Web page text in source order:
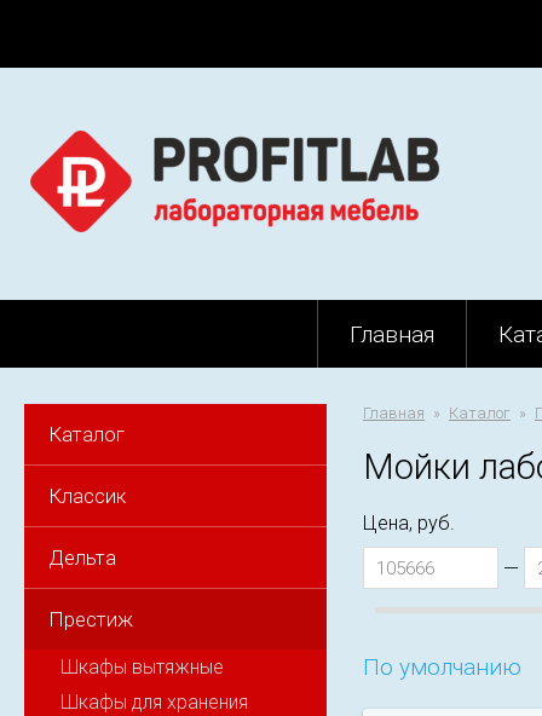
Главная
Каталог
Классик
Дельта
Престиж
Шкафы вытяжные
Шкафы для хранения
Главная Каталог
Мойки
Цена, руб.
—
По умолчанию